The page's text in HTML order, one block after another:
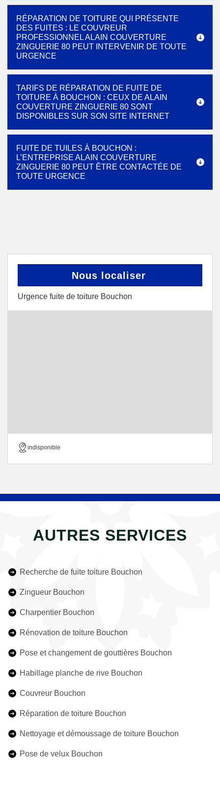
RÉPARATION DE TOITURE QUI PRÉSENTE
DES FUITES : LE COUVREUR
PROFESSIONNEL ALAIN COUVERTURE
ZINGUERIE 80 PEUT INTERVENIR DE TOUTE
URGENCE
TARIFS DE RÉPARATION DE FUITE DE
TOITURE À BOUCHON : CEUX DE ALAIN
COUVERTURE ZINGUERIE 80 SONT
DISPONIBLES SUR SON SITE INTERNET
FUITE DE TUILES À BOUCHON :
L’ENTREPRISE ALAIN COUVERTURE
ZINGUERIE 80 PEUT ÊTRE CONTACTÉE DE
TOUTE URGENCE
Nous localiser
Urgence fuite de toiture Bouchon
indisponible
AUTRES SERVICES
Recherche de fuite toiture Bouchon
Zingueur Bouchon
Charpentier Bouchon
Rénovation de toiture Bouchon
Pose et changement de gouttières Bouchon
Habillage planche de rive Bouchon
Couvreur Bouchon
Réparation de toiture Bouchon
Nettoyage et démoussage de toiture Bouchon
Pose de velux Bouchon